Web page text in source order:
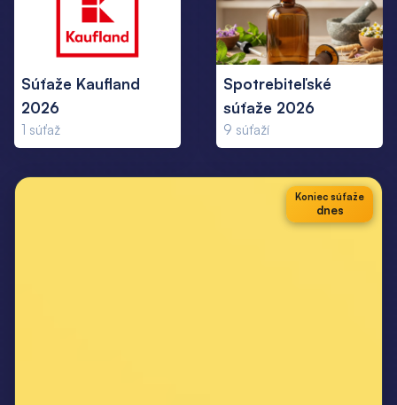
Súťaže Kaufland
2026
1 súťaž
Spotrebiteľské
súťaže 2026
9 súťaží
Koniec súťaže
dnes